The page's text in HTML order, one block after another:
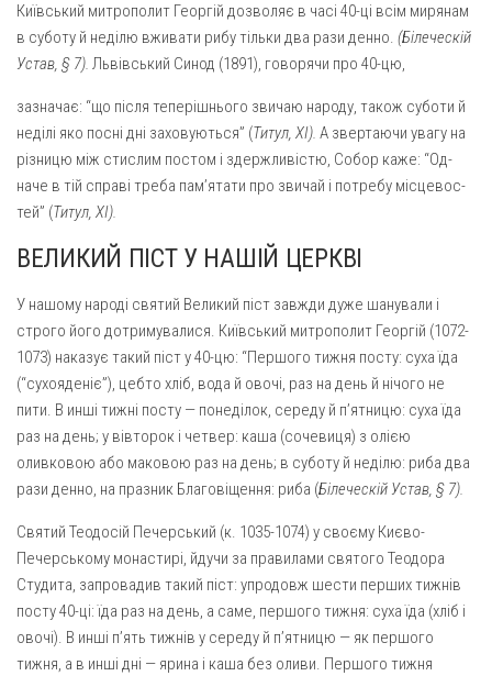
Київський митрополит Георгій дозволяє в часі 40-ці всім миря­нам
в суботу й неділю вживати рибу тільки два рази денно. (Біле­ческій
Устав, § 7). Львівський Синод (1891), говорячи про 40-цю,
зазначає: “що після теперішнього звичаю народу, також суботи й
неділі яко посні дні заховуються” (Титул, XI). А звертаючи увагу на
різницю між стислим постом і здержливістю, Собор каже: “Од­
наче в тій справі треба пам’ятати про звичай і потребу місцевос­
тей” (Титул, XI).
ВЕЛИКИЙ ПІСТ У НАШІЙ ЦЕРКВІ
У нашому народі святий Великий піст завжди дуже шанували і
строго його дотримувалися. Київський митрополит Георгій (1072-
1073) наказує такий піст у 40-цю: “Першого тижня посту: суха їда
(“сухояденіє”), цебто хліб, вода й овочі, раз на день й нічого не
пити. В инші тижні посту — понеділок, середу й п’ятницю: суха їда
раз на день; у вівторок і четвер: каша (сочевиця) з олією
оливковою або маковою раз на день; в суботу й неділю: риба два
рази денно, на празник Благовіщення: риба (Білеческій Устав, § 7).
Святий Теодосій Печерський (к. 1035-1074) у своєму Києво-
Печерському монастирі, йдучи за правилами святого Теодора
Сту­дита, запровадив такий піст: упродовж шести перших тижнів
посту 40-ці: їда раз на день, а саме, першого тижня: суха їда (хліб і
овочі). В инші п’ять тижнів у середу й п’ятницю — як першого
тижня, а в инші дні — ярина і каша без оливи. Першого тижня